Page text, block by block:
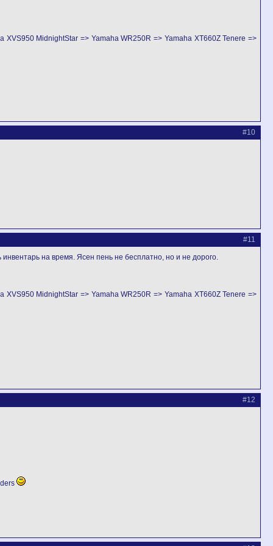
MidnightStar => Yamaha WR250R => Yamaha XT660Z Tenere =>
#10
#11
инвентарь на время. Ясен пень не бесплатно, но и не дорого.
MidnightStar => Yamaha WR250R => Yamaha XT660Z Tenere =>
#12